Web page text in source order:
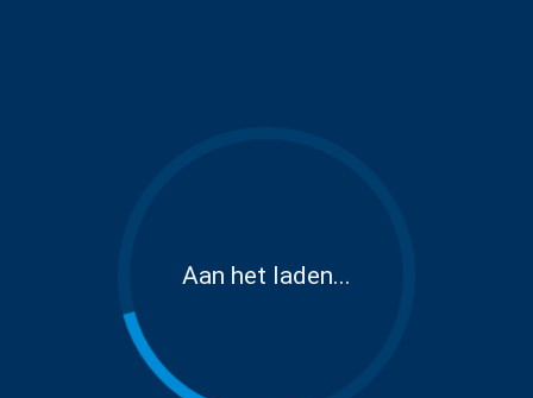
Aan het laden...